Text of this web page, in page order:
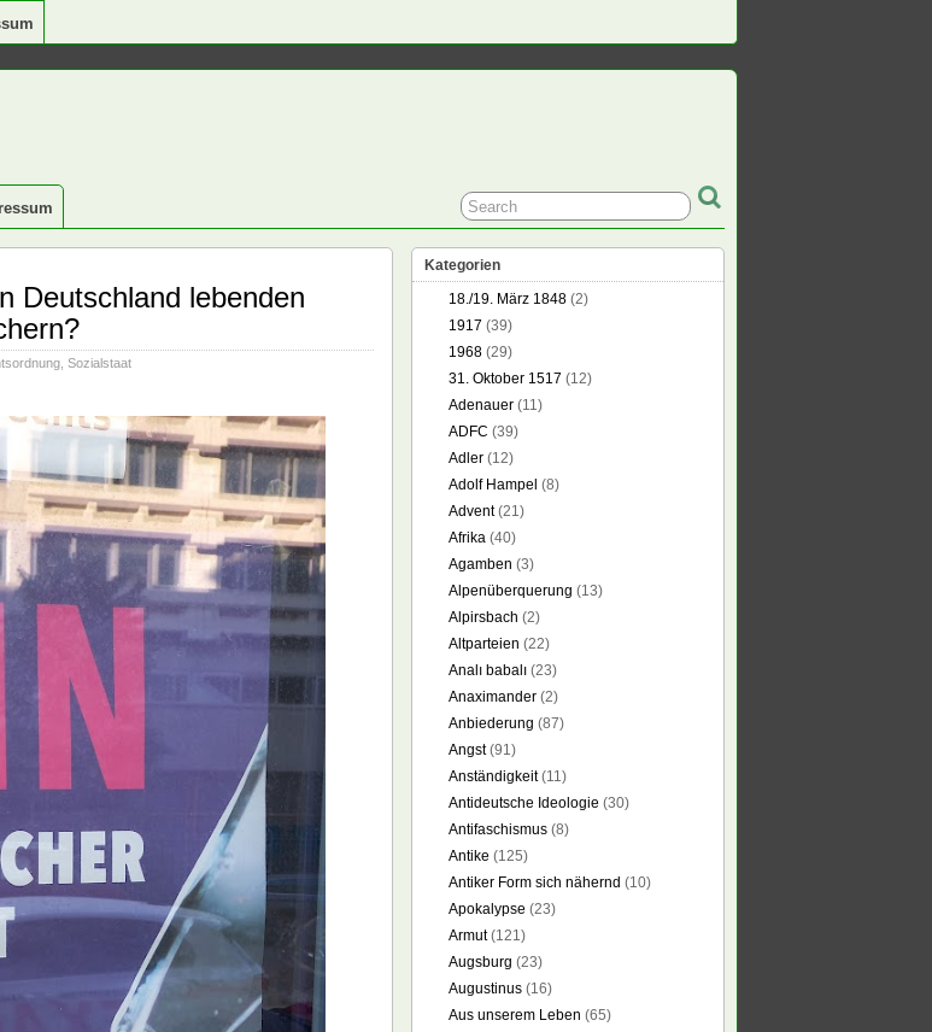
Deutschland lebenden
Sozialstaat
Kategorien
18./19. März 1848 (2)
1917 (39)
1968 (29)
31. Oktober 1517 (12)
Adenauer (11)
ADFC (39)
Adler (12)
Adolf Hampel (8)
Advent(21)
Afrika (40)
Agamben (3)
Alpenüberquerung (13)
Alpirsbach (2)
Altparteien (22)
Analı babalı (23)
Anaximander (2)
Anbiederung (87)
Angst(91)
Anständigkeit(11)
Antideutsche Ideologie (30)
Antifaschismus (8)
Antike (125)
Antiker Form sich nähernd (10)
Apokalypse (23)
Armut(121)
Augsburg (23)
Augustinus (16)
Aus unserem Leben (65)